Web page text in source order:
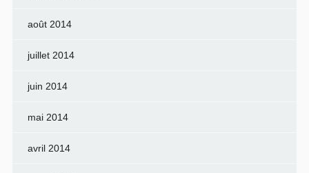
août 2014
juillet 2014
juin 2014
mai 2014
avril 2014